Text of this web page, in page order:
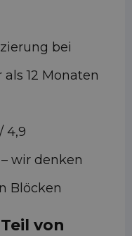
bei
12 Monaten
4,9
wir denken
Blöcken
von